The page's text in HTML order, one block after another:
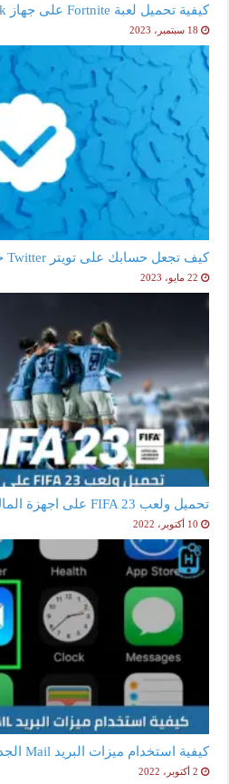
كيفية تحميل لعبة Fortnite على جهاز Chromebook
18 سبتمبر، 2023
كيف تجعل حسابك على تويتر Twitter خاصًا
22 مايو، 2023
تحميل ولعب FIFA 23 على اجهزة الماك Mac
10 أكتوبر، 2022
كيفية استخدام ميزات البريد Mail الجديدة في iOS 16￼
2 أكتوبر، 2022